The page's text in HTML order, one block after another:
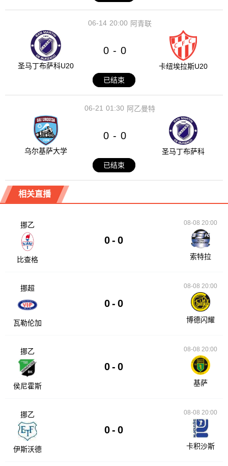
20:00
06-14 阿青联
圣马丁布萨科U20
0 - 0
卡纽埃拉斯U20
已结束
01:30
06-21 阿乙曼特
乌尔基萨大学
0 - 0
圣马丁布萨科
已结束
相关直播
挪乙
比查格
0 - 0
08-08 20:00
索特拉
挪超
瓦勒伦加
0 - 0
08-08 20:00
博德闪耀
挪乙
侯尼霍斯
0 - 0
08-08 20:00
基萨
挪乙
伊斯沃德
0 - 0
08-08 20:00
卡积沙斯